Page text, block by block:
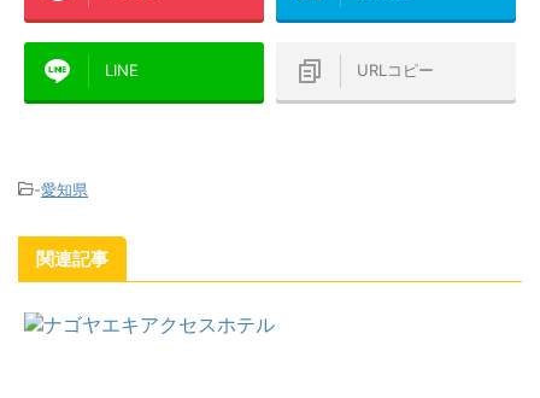
LINE URLコピー
-愛知県
関連記事